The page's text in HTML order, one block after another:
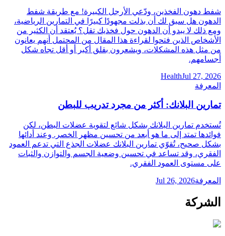
شفط دهون الفخذين، ودّعي الأرجل الكبيرة! مع طريقة شفط
الدهون هل سبق لك أن بذلت مجهودًا كبيرًا في التمارين الرياضية،
ومع ذلك لا يبدو أن الدهون حول فخذيك تقل؟ يُعتقد أن الكثير من
الأشخاص الذين فتحوا لقراءة هذا المقال من المحتمل أنهم يعانون
من مثل هذه المشكلات، ويشعرون بقلق أكبر أو أقل تجاه شكل
أجسامهم.
HealthJul 27, 2026
المعرفة
تمارين البلانك: أكثر من مجرد تدريب للبطن
تُستخدم تمارين البلانك بشكل شائع لتقوية عضلات البطن، لكن
فوائدها تمتد إلى ما هو أبعد من تحسين مظهر الخصر. وعند أدائها
بشكل صحيح، تُقوّي تمارين البلانك عضلات الجذع التي تدعم العمود
الفقري، وقد تساعد في تحسين وضعية الجسم والتوازن والثبات
على مستوى العمود الفقري.
المعرفةJul 26, 2026
الشركة